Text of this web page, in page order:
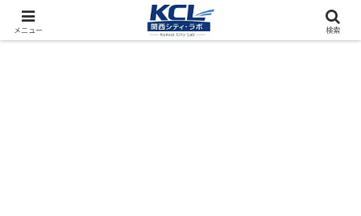
都市再開発をフィールド調査（累計アクセス数4000万PV）
メニュー 検索